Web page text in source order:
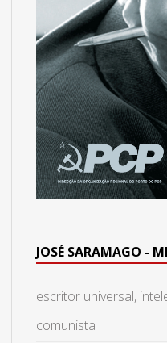
JOSÉ SARAMAGO -
escritor universal,
comunista